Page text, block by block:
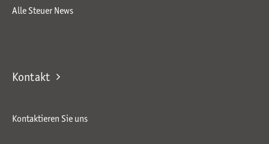
Alle Steuer News
Kontakt
Kontaktieren Sie uns